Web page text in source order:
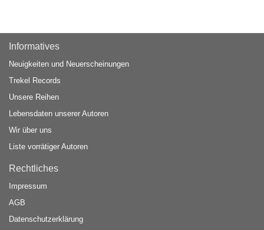
Informatives
Neuigkeiten und Neuerscheinungen
Trekel Records
Unsere Reihen
Lebensdaten unserer Autoren
Wir über uns
Liste vorrätiger Autoren
Rechtliches
Impressum
AGB
Datenschutzerklärung